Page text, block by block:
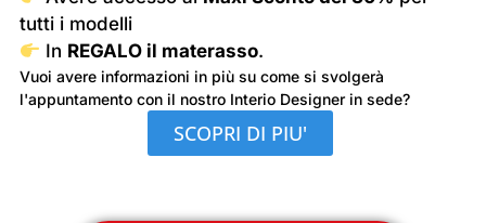
tutti i modelli
In REGALO il materasso.
Vuoi avere informazioni in più su come si svolgerà
l'appuntamento con il nostro Interio Designer in sede?
SCOPRI DI PIU'